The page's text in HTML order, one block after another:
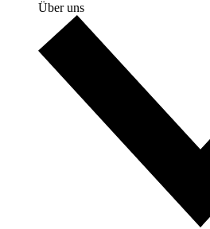
Über uns